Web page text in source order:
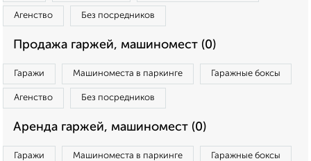
Агенство Без посредников
Продажа гаржей, машиномест (0)
Гаражи Машиноместа в паркинге Гаражные боксы
Агенство Без посредников
Аренда гаржей, машиномест (0)
Гаражи Машиноместа в паркинге Гаражные боксы